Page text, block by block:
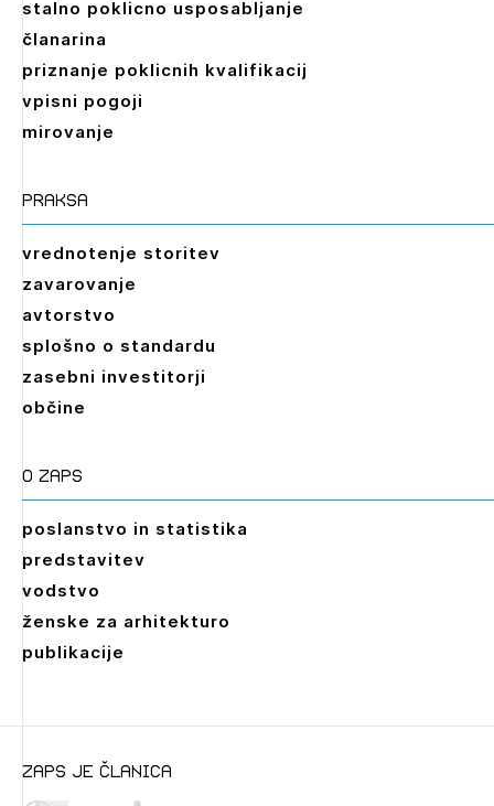
stalno poklicno usposabljanje
članarina
priznanje poklicnih kvalifikacij
vpisni pogoji
mirovanje
praksa
vrednotenje storitev
zavarovanje
avtorstvo
splošno o standardu
zasebni investitorji
občine
O zaps
poslanstvo in statistika
predstavitev
vodstvo
ženske za arhitekturo
publikacije
zaps je članica